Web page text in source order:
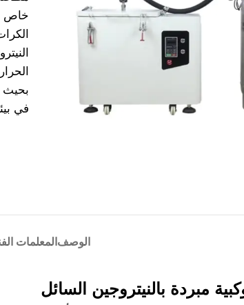
خاص
بحيث
في
الوصف المعلمات
مبردة بالنيتروجين السائل